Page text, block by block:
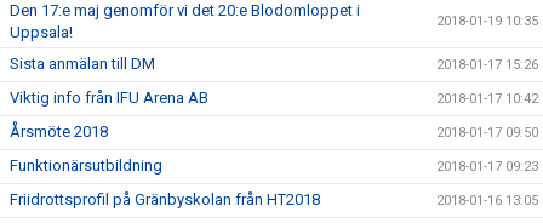
Den 17:e maj genomför vi det 20:e Blodomloppet i
Uppsala!
2018-01-19 10:35
Sista anmälan till DM 2018-01-17 15:26
Viktig info från IFU Arena AB 2018-01-17 10:42
Årsmöte 2018 2018-01-17 09:50
Funktionärsutbildning 2018-01-17 09:23
Friidrottsprofil på Gränbyskolan från HT2018 2018-01-16 13:05